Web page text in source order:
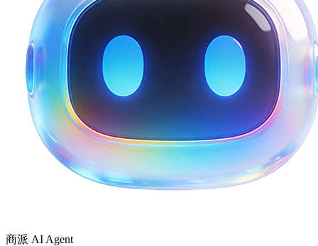
商派 AI Agent